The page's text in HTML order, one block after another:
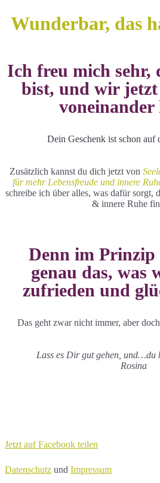
Skip
Wunderbar, das
Ich freu mich sehr,
bist, und wir jetzt
voneinander
Dein Geschenk ist schon auf
Zusätzlich kannst du dich jetzt von
für mehr Lebensfreude und innere
schreibe ich über alles, was dafür sorgt,
& innere Ruhe
Denn im Prinzip
genau das, was
zufrieden und
Das geht zwar nicht immer, aber
Lass es Dir gut gehen, und…du
Rosina
Jetzt auf Facebook teilen
Datenschutz und Impressum